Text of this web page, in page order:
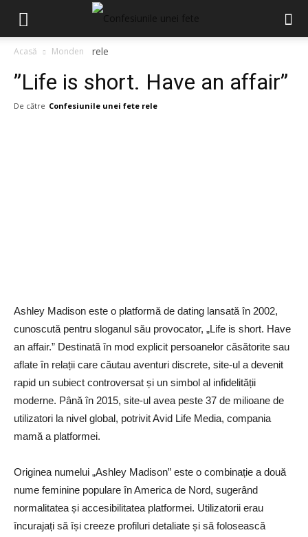
Acasă Monden
”Life is short. Have an affair”
De către Confesiunile unei fete rele
Ashley Madison este o platformă de dating lansată în 2002,
cunoscută pentru sloganul său provocator, „Life is short. Have
an affair.” Destinată în mod explicit persoanelor căsătorite sau
aflate în relații care căutau aventuri discrete, site-ul a devenit
rapid un subiect controversat și un simbol al infidelității
moderne. Până în 2015, site-ul avea peste 37 de milioane de
utilizatori la nivel global, potrivit Avid Life Media, compania
mamă a platformei.
Originea numelui „Ashley Madison” este o combinație a două
nume feminine populare în America de Nord, sugerând
normalitatea și accesibilitatea platformei. Utilizatorii erau
încurajați să își creeze profiluri detaliate și să folosească